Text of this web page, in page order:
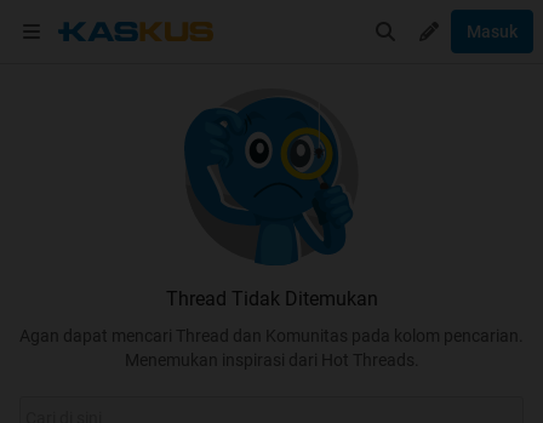
Masuk
Thread Tidak Ditemukan
Agan dapat mencari Thread dan Komunitas pada kolom pencarian.
Menemukan inspirasi dari Hot Threads.